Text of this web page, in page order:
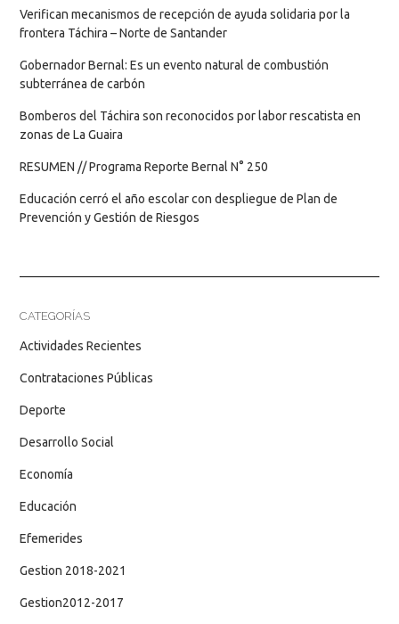
Verifican mecanismos de recepción de ayuda solidaria por la
frontera Táchira – Norte de Santander
Gobernador Bernal: Es un evento natural de combustión
subterránea de carbón
Bomberos del Táchira son reconocidos por labor rescatista en
zonas de La Guaira
RESUMEN // Programa Reporte Bernal N° 250
Educación cerró el año escolar con despliegue de Plan de
Prevención y Gestión de Riesgos
CATEGORÍAS
Actividades Recientes
Contrataciones Públicas
Deporte
Desarrollo Social
Economía
Educación
Efemerides
Gestion 2018-2021
Gestion2012-2017